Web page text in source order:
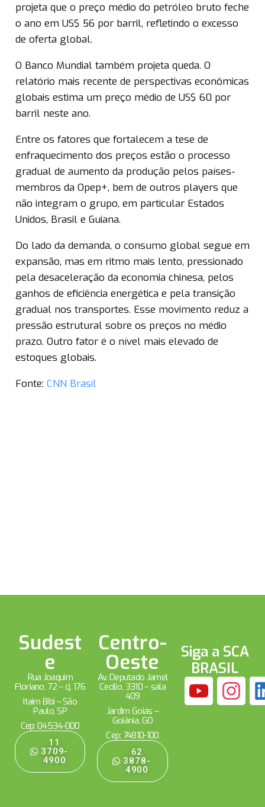
projeta que o preço médio do petróleo bruto feche
o ano em US$ 56 por barril, refletindo o excesso
de oferta global.
O Banco Mundial também projeta queda. O
relatório mais recente de perspectivas econômicas
globais estima um preço médio de US$ 60 por
barril neste ano.
Entre os fatores que fortalecem a tese de
enfraquecimento dos preços estão o processo
gradual de aumento da produção pelos países-
membros da Opep+, bem de outros players que
não integram o grupo, em particular Estados
Unidos, Brasil e Guiana.
Do lado da demanda, o consumo global segue em
expansão, mas em ritmo mais lento, pressionado
pela desaceleração da economia chinesa, pelos
ganhos de eficiência energética e pela transição
gradual nos transportes. Esse movimento reduz a
pressão estrutural sobre os preços no médio
prazo. Outro fator é o nível mais elevado de
estoques globais.
Fonte: CNN Brasil
Sudest
e
Rua Joaquim
Floriano, 72 – cj. 176
Itaim Bibi – São
Paulo, SP
Cep: 04534-000
11
3709-
4900
Centro-
Oeste
Av. Deputado Jamel
Cecílio, 3310 – sala
409
Jardim Goiás –
Goiânia, GO
Cep: 74810-100
62
3878-
4900
Siga a SCA
BRASIL